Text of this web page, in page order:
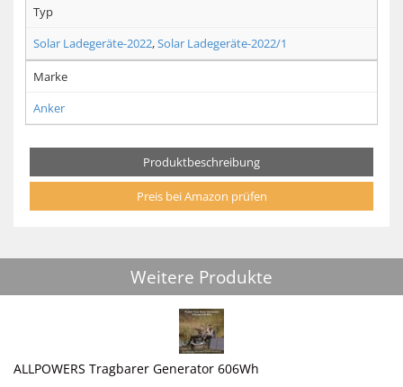
Typ
Solar Ladegeräte-2022,Solar Ladegeräte-2022/1
Marke
Anker
Produktbeschreibung
Preis bei Amazon prüfen
Weitere Produkte
ALLPOWERS Tragbarer Generator 606Wh